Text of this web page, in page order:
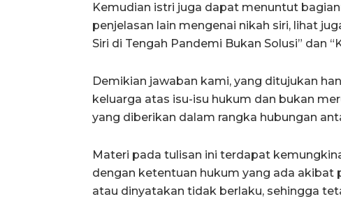
Kemudian istri juga dapat menuntut
penjelasan lain mengenai nikah siri, lihat
Siri di Tengah Pandemi Bukan Solusi” dan
Demikian jawaban kami, yang ditujukan
keluarga atas isu-isu hukum dan bukan
yang diberikan dalam rangka hubungan
Materi pada tulisan ini terdapat
dengan ketentuan hukum yang ada akibat
atau dinyatakan tidak berlaku, sehingga